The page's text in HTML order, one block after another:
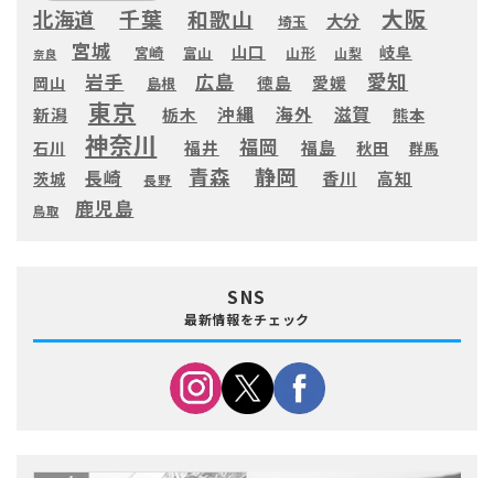
北海道 千葉 和歌山 埼玉 大分 大阪
奈良 宮城 宮崎 富山 山口 山形 山梨
岐阜
岡山
岩手 島根 広島 徳島 愛媛 愛知
新潟 東京 栃木 沖縄 海外 滋賀
熊本
石川
神奈川 福井 福岡 福島 秋田 群馬
茨城 長崎 長野 青森 静岡 香川 高知
鳥取 鹿児島
SNS
最新情報をチェック